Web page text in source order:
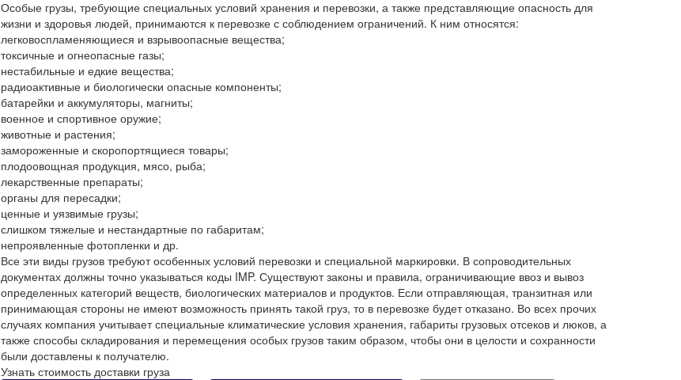
Особые грузы, требующие специальных условий хранения и перевозки, а также представляющие опасность для
жизни и здоровья людей, принимаются к перевозке с соблюдением ограничений. К ним относятся:
легковоспламеняющиеся и взрывоопасные вещества;
токсичные и огнеопасные газы;
нестабильные и едкие вещества;
радиоактивные и биологически опасные компоненты;
батарейки и аккумуляторы, магниты;
военное и спортивное оружие;
животные и растения;
замороженные и скоропортящиеся товары;
плодоовощная продукция, мясо, рыба;
лекарственные препараты;
органы для пересадки;
ценные и уязвимые грузы;
слишком тяжелые и нестандартные по габаритам;
непроявленные фотопленки и др.
Все эти виды грузов требуют особенных условий перевозки и специальной маркировки. В сопроводительных
документах должны точно указываться коды IMP. Существуют законы и правила, ограничивающие ввоз и вывоз
определенных категорий веществ, биологических материалов и продуктов. Если отправляющая, транзитная или
принимающая стороны не имеют возможность принять такой груз, то в перевозке будет отказано. Во всех прочих
случаях компания учитывает специальные климатические условия хранения, габариты грузовых отсеков и люков, а
также способы складирования и перемещения особых грузов таким образом, чтобы они в целости и сохранности
были доставлены к получателю.
Узнать стоимость доставки груза